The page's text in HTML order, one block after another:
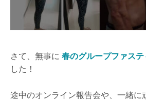
さて、無事に 春のグループファステ
した！
途中のオンライン報告会や、一緒に